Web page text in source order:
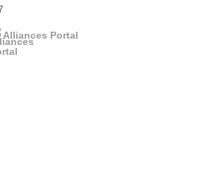
Alliances Portal